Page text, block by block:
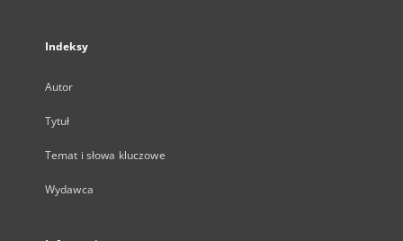
Indeksy
Autor
Tytuł
Temat i słowa kluczowe
Wydawca